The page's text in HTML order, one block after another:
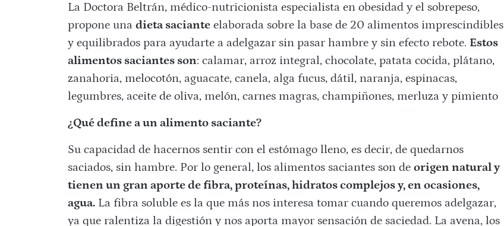
La Doctora Beltrán, médico-nutricionista especialista en obesidad y el sobrepeso,
propone una dieta sacianteelaborada sobre la base de 20 alimentos imprescindibles
y equilibrados para ayudarte a adelgazar sin pasar hambrey sin efecto rebote. Estos
alimentos saciantes son: calamar, arroz integral, chocolate, patata cocida, plátano,
zanahoria, melocotón, aguacate, canela, alga fucus, dátil, naranja, espinacas,
legumbres, aceite de oliva, melón, carnes magras, champiñones, merluza y pimiento
¿Qué define a un alimento saciante?
Su capacidad de hacernos sentir con el estómago lleno, es decir, de quedarnos
saciados, sin hambre. Por lo general, los alimentos saciantes son de origen natural y
tienen un gran aporte de fibra,proteínas, hidratos complejos y, en ocasiones,
agua.La fibra soluble es la que más nos interesa tomar cuando queremos adelgazar,
ya que ralentiza la digestión y nos aporta mayor sensación de saciedad. La avena, los